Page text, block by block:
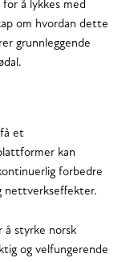
å lykkes med
om hvordan dette
grunnleggende
et
kan
forbedre
nettverkseffekter.
å styrke norsk
og velfungerende